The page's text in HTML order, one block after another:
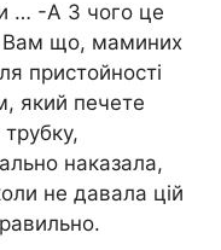
… -А З чого це
Вам що, маминих
пристойності
який печете
наказала,
не давала цій